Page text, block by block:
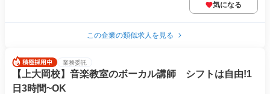
気になる
この企業の類似求人を見る
業務委託
【上大岡校】音楽教室のボーカル講師 シフトは自由!1
日3時間~OK